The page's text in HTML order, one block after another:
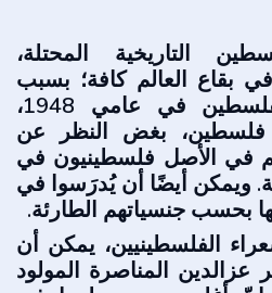
التاريخية المحتلة،
بقاع العالم كافة؛ بسبب
الاحتلال الصهيوني لفلسطين في عامي 1948،
فلسطين، بغض النظر عن
في الأصل فلسطينيون في
ويمكن أيضًا أن يُدرَسوا في
بحسب جنسياتهم الطارئة.
الفلسطينيين، يمكن أن
المناصرة المولود